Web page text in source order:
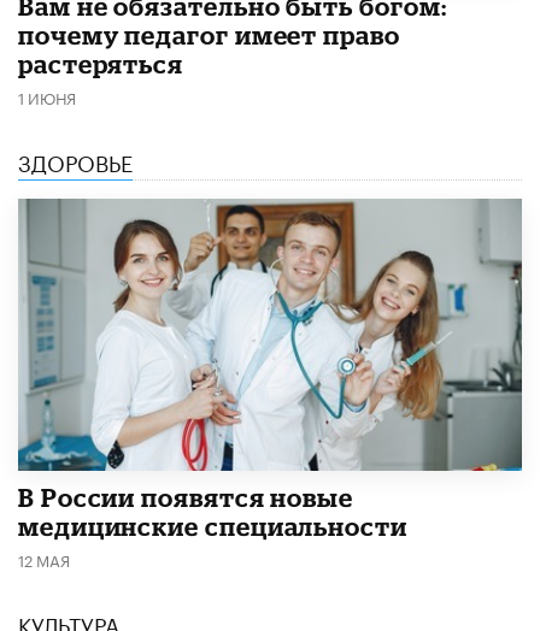
​Вам не обязательно быть богом:
почему педагог имеет право
растеряться
1 ИЮНЯ
ЗДОРОВЬЕ
В России появятся новые
медицинские специальности
12 МАЯ
КУЛЬТУРА